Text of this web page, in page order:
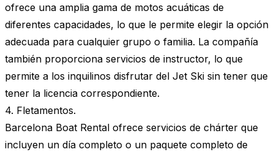
ofrece una amplia gama de motos acuáticas de
diferentes capacidades, lo que le permite elegir la opción
adecuada para cualquier grupo o familia. La compañía
también proporciona servicios de instructor, lo que
permite a los inquilinos disfrutar del Jet Ski sin tener que
tener la licencia correspondiente.
4. Fletamentos.
Barcelona Boat Rental ofrece servicios de chárter que
incluyen un día completo o un paquete completo de